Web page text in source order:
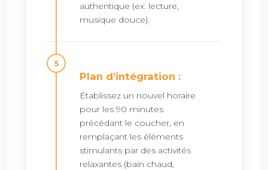
authentique (ex: lecture,
musique douce).
Plan d’intégration :
Établissez un nouvel horaire
pour les 90 minutes
précédant le coucher, en
remplaçant les éléments
stimulants par des activités
relaxantes (bain chaud,